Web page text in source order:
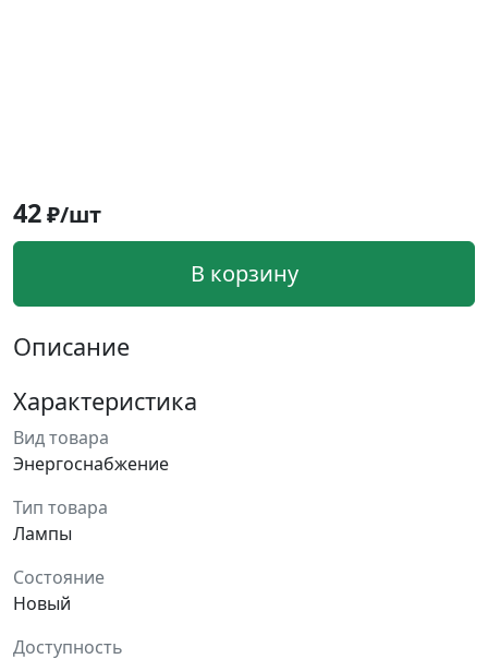
42₽/шт
В корзину
Описание
Характеристика
Вид товара
Энергоснабжение
Тип товара
Лампы
Состояние
Новый
Доступность